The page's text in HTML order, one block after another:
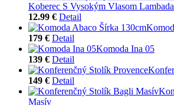
Koberec S Vysokým Vlasom
12.99 € Detail
179 € Detail
Komoda Ina 05
139 € Detail
149 € Detail
Masív